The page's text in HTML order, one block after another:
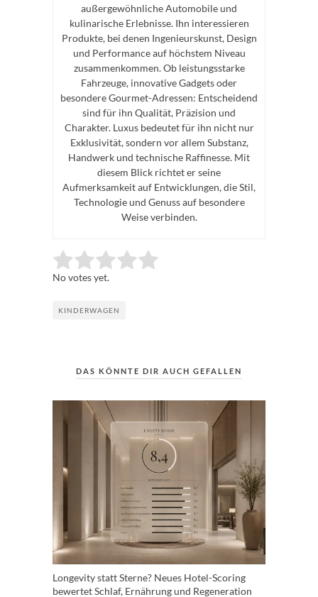
außergewöhnliche Automobile und
kulinarische Erlebnisse. Ihn interessieren
Produkte, bei denen Ingenieurskunst, Design
und Performance auf höchstem Niveau
zusammenkommen. Ob leistungsstarke
Fahrzeuge, innovative Gadgets oder
besondere Gourmet-Adressen: Entscheidend
sind für ihn Qualität, Präzision und
Charakter. Luxus bedeutet für ihn nicht nur
Exklusivität, sondern vor allem Substanz,
Handwerk und technische Raffinesse. Mit
diesem Blick richtet er seine
Aufmerksamkeit auf Entwicklungen, die Stil,
Technologie und Genuss auf besondere
Weise verbinden.
Rate this item: Submit Rating
No votes yet.
KINDERWAGEN
DAS KÖNNTE DIR AUCH GEFALLEN
Longevity statt Sterne? Neues Hotel-Scoring
bewertet Schlaf, Ernährung und Regeneration